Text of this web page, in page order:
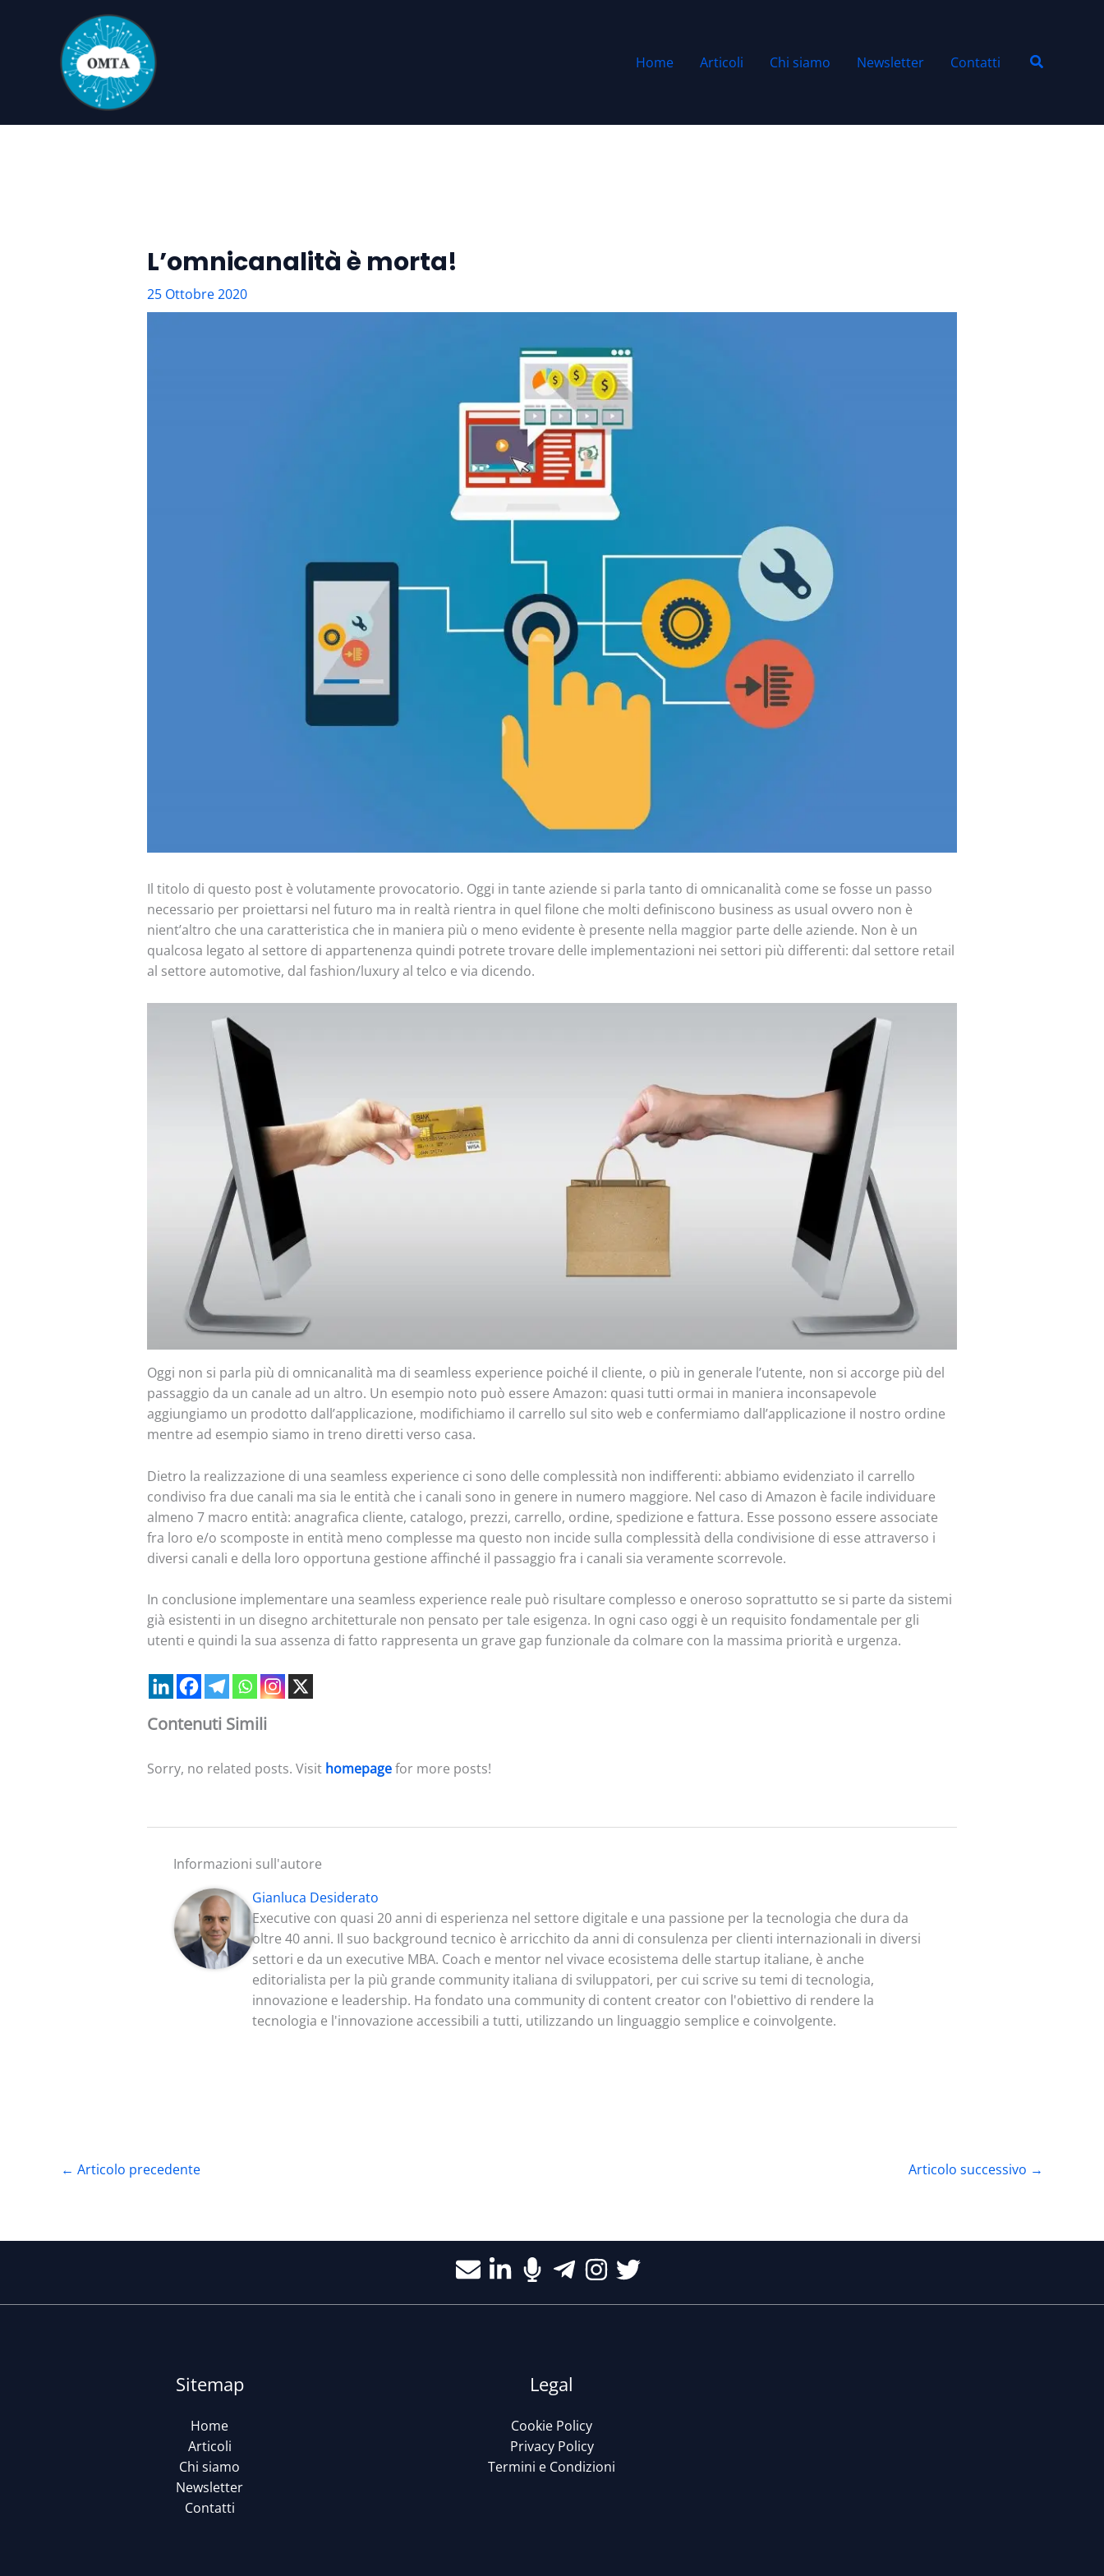
contenuto
Home Articoli Chi siamo Newsletter Contatti Cerca
L’omnicanalità è morta!
25 Ottobre 2020
Il titolo di questo post è volutamente provocatorio. Oggi in tante aziende si parla tanto di omnicanalità come se fosse un passo
necessario per proiettarsi nel futuro ma in realtà rientra in quel filone che molti definiscono business as usual ovvero non è
nient’altro che una caratteristica che in maniera più o meno evidente è presente nella maggior parte delle aziende. Non è un
qualcosa legato al settore di appartenenza quindi potrete trovare delle implementazioni nei settori più differenti: dal settore retail
al settore automotive, dal fashion/luxury al telco e via dicendo.
Oggi non si parla più di omnicanalità ma di seamless experience poiché il cliente, o più in generale l’utente, non si accorge più del
passaggio da un canale ad un altro. Un esempio noto può essere Amazon: quasi tutti ormai in maniera inconsapevole
aggiungiamo un prodotto dall’applicazione, modifichiamo il carrello sul sito web e confermiamo dall’applicazione il nostro ordine
mentre ad esempio siamo in treno diretti verso casa.
Dietro la realizzazione di una seamless experience ci sono delle complessità non indifferenti: abbiamo evidenziato il carrello
condiviso fra due canali ma sia le entità che i canali sono in genere in numero maggiore. Nel caso di Amazon è facile individuare
almeno 7 macro entità: anagrafica cliente, catalogo, prezzi, carrello, ordine, spedizione e fattura. Esse possono essere associate
fra loro e/o scomposte in entità meno complesse ma questo non incide sulla complessità della condivisione di esse attraverso i
diversi canali e della loro opportuna gestione affinché il passaggio fra i canali sia veramente scorrevole.
In conclusione implementare una seamless experience reale può risultare complesso e oneroso soprattutto se si parte da sistemi
già esistenti in un disegno architetturale non pensato per tale esigenza. In ogni caso oggi è un requisito fondamentale per gli
utenti e quindi la sua assenza di fatto rappresenta un grave gap funzionale da colmare con la massima priorità e urgenza.
Contenuti Simili
Sorry, no related posts. Visit homepagefor more posts!
Informazioni sull'autore
Gianluca Desiderato
Executive con quasi 20 anni di esperienza nel settore digitale e una passione per la tecnologia che dura da
oltre 40 anni. Il suo background tecnico è arricchito da anni di consulenza per clienti internazionali in diversi
settori e da un executive MBA. Coach e mentor nel vivace ecosistema delle startup italiane, è anche
editorialista per la più grande community italiana di sviluppatori, per cui scrive su temi di tecnologia,
innovazione e leadership. Ha fondato una community di content creator con l'obiettivo di rendere la
tecnologia e l'innovazione accessibili a tutti, utilizzando un linguaggio semplice e coinvolgente.
← Articolo precedente Articolo successivo →
Sitemap
Home
Articoli
Chi siamo
Newsletter
Contatti
Legal
Cookie Policy
Privacy Policy
Termini e Condizioni